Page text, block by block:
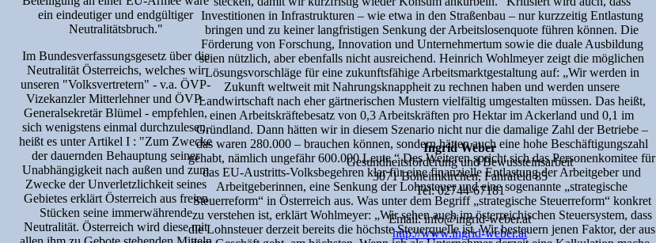
Investitionen in Infrastrukturen – wie etwa in den Straßenbau – nur kurzzeitig Entlastung
bringen und zu keiner langfristigen Senkung der Arbeitslosenquote führen können. Die
Förderung von Forschung, Innovation und Unternehmertum sowie die duale Ausbildung
seien nützlich, aber ebenfalls nicht ausreichend. Heinrich Wohlmeyer zeigt die möglichen
Lösungsvorschläge für eine zukunftsfähige Arbeitsmarktgestaltung auf: „Wir werden in
Zukunft weltweit mit Nahrungsknappheit zu rechnen haben und werden unsere
Landwirtschaft nach eher gärtnerischen Mustern vielfältig umgestalten müssen. Das heißt,
einen Arbeitskräftebesatz von 0,3 Arbeitskräften pro Hektar im Ackerland und 0,1 im
Gründland. Dann hätten wir in diesem Szenario nicht nur die damalige Zahl der Betriebe –
das waren 280.000 – brauchen können, sondern hätten auch eine hohe Beschäftigungszahl
gehabt, nämlich ungefähr 600.000 Leute.“ Des Weiteren spricht sich das Personenkomitee für
das EU-Austritts-Volksbegehren klar für eine finanzielle Entlastung der Arbeitgeber und
Arbeitgeberinnen, eine Senkung der Lohnsteuer und eine sogenannte „strategische
Steuerreform“ in Österreich aus. Was unter dem Begriff „strategische Steuerreform“ konkret
zu verstehen ist, erklärt Wohlmeyer: „Wir sehen auch im österreichischen Steuersystem, dass
die Lohnsteuer derzeit bereits die höchste Steuerquelle ist. Wir besteuern jenen Faktor, der aus
ein eindeutiger und endgültiger
Neutralitätsbruch."
Im Bundesverfassungsgesetz über die
Neutralität Österreichs, welches wir
unseren "Volksvertretern" - v.a. ÖVP-
Vizekanzler Mitterlehner und ÖVP-
Generalsekretär Blümel - empfehlen,
sich wenigstens einmal durchzulesen,
heißt es unter Artikel I : "Zum Zwecke
der dauernden Behauptung seiner
Unabhängigkeit nach außen und zum
Zwecke der Unverletzlichkeit seines
Gebietes erklärt Österreich aus freien
Stücken seine immerwährende
Neutralität. Österreich wird diese mit
Ingrid Weber
Gesundheitsförderung und Bewussteinsarbeit
3071 Böheimkirchen, Fahrafeld 85
Tel: 02744-67181
Email: info@ingrid-weber.at
http://www.ingrid-weber.at